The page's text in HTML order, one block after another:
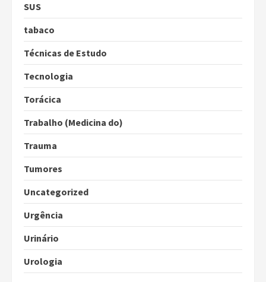
SUS
tabaco
Técnicas de Estudo
Tecnologia
Torácica
Trabalho (Medicina do)
Trauma
Tumores
Uncategorized
Urgência
Urinário
Urologia